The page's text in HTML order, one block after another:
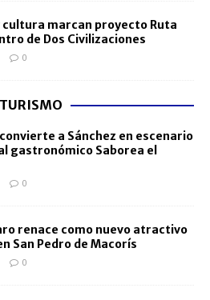
cultura marcan proyecto Ruta
de Dos Civilizaciones
0
TURISMO
a Sánchez en escenario
gastronómico Saborea el
0
renace como nuevo atractivo
San Pedro de Macorís
0